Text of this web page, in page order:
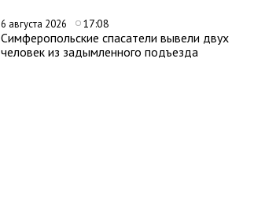
6 августа 2026 17:08
Симферопольские спасатели вывели двух
человек из задымленного подъезда